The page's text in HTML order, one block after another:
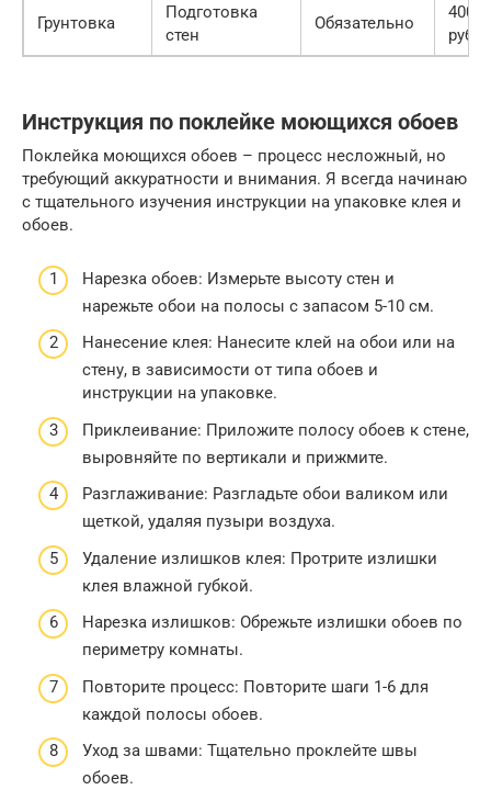
Грунтовка
Подготовка
стен
Обязательно
400
руб.
Инструкция по поклейке моющихся обоев
Поклейка моющихся обоев – процесс несложный, но
требующий аккуратности и внимания. Я всегда начинаю
с тщательного изучения инструкции на упаковке клея и
обоев.
Нарезка обоев: Измерьте высоту стен и
нарежьте обои на полосы с запасом 5-10 см.
Нанесение клея: Нанесите клей на обои или на
стену, в зависимости от типа обоев и
инструкции на упаковке.
Приклеивание: Приложите полосу обоев к стене,
выровняйте по вертикали и прижмите.
Разглаживание: Разгладьте обои валиком или
щеткой, удаляя пузыри воздуха.
Удаление излишков клея: Протрите излишки
клея влажной губкой.
Нарезка излишков: Обрежьте излишки обоев по
периметру комнаты.
Повторите процесс: Повторите шаги 1-6 для
каждой полосы обоев.
Уход за швами: Тщательно проклейте швы
обоев.